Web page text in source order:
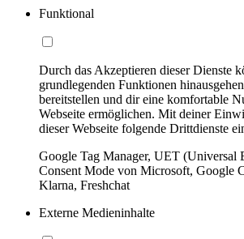
Funktional
Durch das Akzeptieren dieser Dienste
grundlegenden Funktionen
bereitstellen und dir eine komfortable
Webseite ermöglichen. Mit deiner
dieser Webseite folgende Drittdienste
Google Tag Manager, UET (Universal
Consent Mode von Microsoft, Google
Klarna, Freshchat
Externe Medieninhalte